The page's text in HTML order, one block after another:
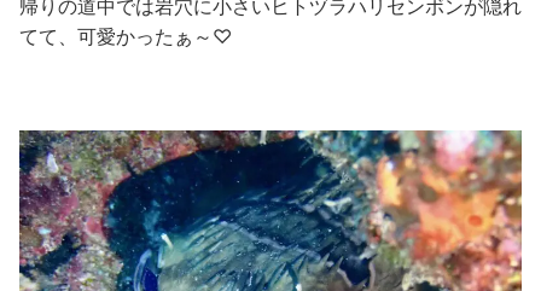
帰りの道中では岩穴に小さいヒトヅラハリセンボンが隠れ
てて、可愛かったぁ～♡